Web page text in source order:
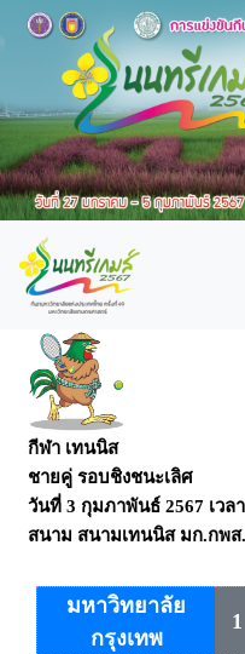
กีฬา เทนนิส
ชายคู่ รอบชิงชนะเลิศ
วันที่ 3 กุมภาพันธ์ 2567 เวลา
สนาม สนามเทนนิส มก.กพส.
มหาวิทยาลัย
กรุงเทพ
1